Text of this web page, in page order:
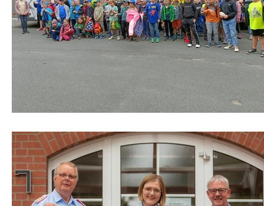
Kinderfeuerwehr Bildung Brandfloh Eilsen